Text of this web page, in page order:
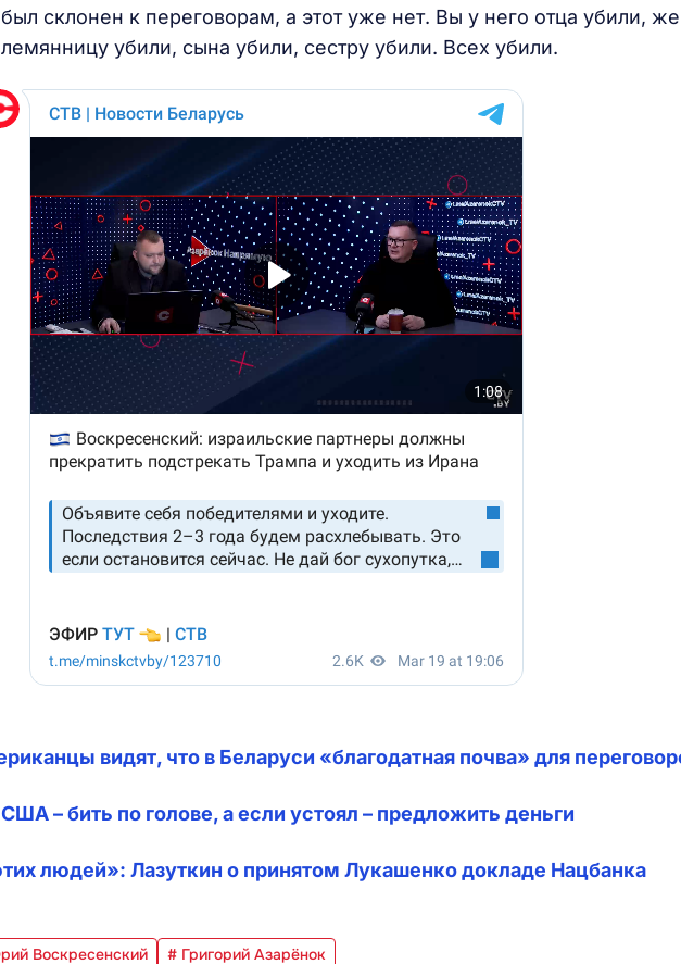
склонен к переговорам, а этот уже нет. Вы у него отца убили,
убили, сына убили, сестру убили. Всех убили.
видят, что в Беларуси «благодатная почва» для
– бить по голове, а если устоял – предложить деньги
людей»: Лазуткин о принятом Лукашенко докладе Нацбанка
Воскресенский # Григорий Азарёнок